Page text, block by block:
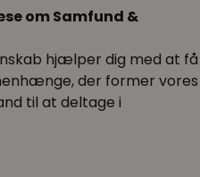
om Samfund &
hjælper dig med at få
der former vores
til at deltage i